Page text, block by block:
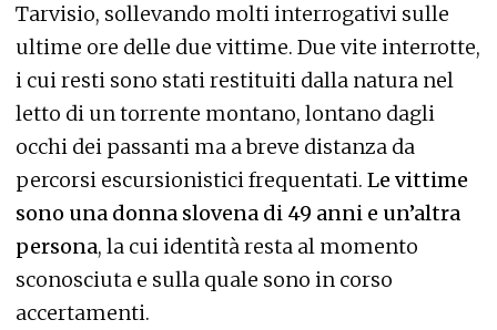
Tarvisio, sollevando molti interrogativi sulle
ultime ore delle due vittime. Due vite interrotte,
i cui resti sono stati restituiti dalla natura nel
letto di un torrente montano, lontano dagli
occhi dei passanti ma a breve distanza da
percorsi escursionistici frequentati. Le vittime
sono una donna slovena di 49 anni e un’altra
persona, la cui identità resta al momento
sconosciuta e sulla quale sono in corso
accertamenti.